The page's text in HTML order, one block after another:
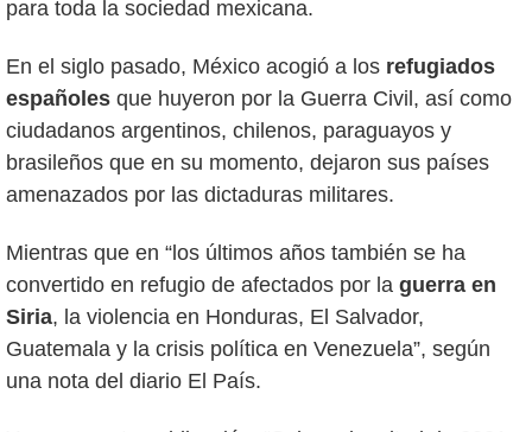
para toda la sociedad mexicana.
En el siglo pasado, México acogió a los refugiados
españoles que huyeron por la Guerra Civil, así como
ciudadanos argentinos, chilenos, paraguayos y
brasileños que en su momento, dejaron sus países
amenazados por las dictaduras militares.
Mientras que en “los últimos años también se ha
convertido en refugio de afectados por la guerra en
Siria, la violencia en Honduras, El Salvador,
Guatemala y la crisis política en Venezuela”, según
una nota del diario El País.